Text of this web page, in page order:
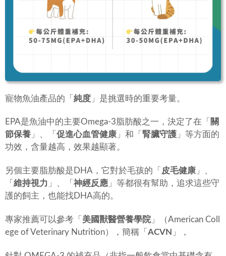
寵物魚油產品的「 純度 」是挑選時的重要考量。
EPA是魚油中的主要Omega-3脂肪酸之一，決定了在「 關
節保養 」、「 促進心血管健康 」和「 腎臟守護 」等方面的
功效，含量越高，效果越顯著。
另個主要脂肪酸是DHA，它對於毛孩的「 皮毛健康 」、
「 維持視力 」、「 神經反應 」等都很有幫助，追求這些守
護的飼主，也能找DHA高的。
專家推薦可以參考「 美國獸醫營養學院」（American Coll
ege of Veterinary Nutrition），簡稱「 ACVN 」，